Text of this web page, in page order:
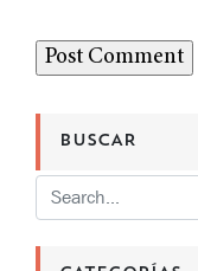
BUSCAR